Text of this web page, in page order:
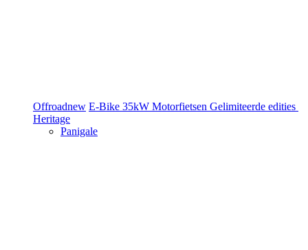
Offroadnew E-Bike 35kW Motorfietsen Gelimiteerde edities
Heritage
Panigale